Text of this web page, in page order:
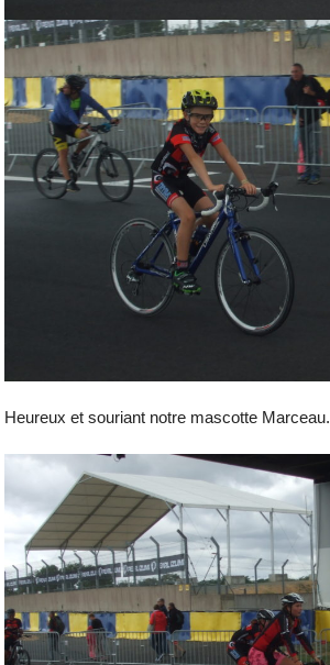
Heureux et souriant notre mascotte Marceau.